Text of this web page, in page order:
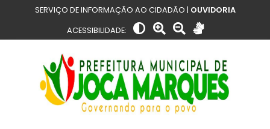
SERVIÇO DE INFORMAÇÃO AO CIDADÃO | OUVIDORIA
ACESSIBILIDADE: